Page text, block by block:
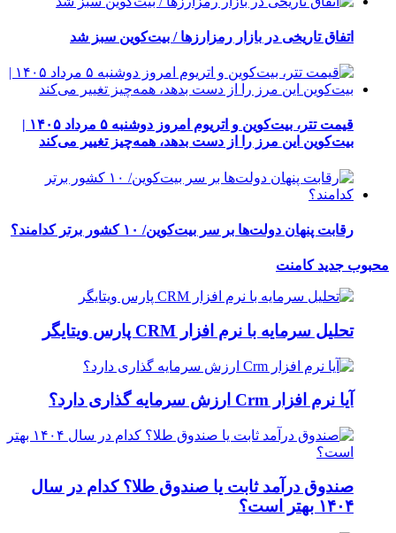
اتفاق تاریخی در بازار رمزارزها / بیت‌کوین سبز شد
قیمت تتر، بیت‌کوین و اتریوم امروز دوشنبه ۵ مرداد ۱۴۰۵ |
بیت‌کوین این مرز را از دست بدهد، همه‌چیز تغییر می‌کند
رقابت پنهان دولت‌ها بر سر بیت‌کوین/ ۱۰ کشور برتر کدامند؟
محبوب جدیدکامنت
تحلیل سرمایه با نرم افزار CRM پارس ویتایگر
آیا نرم افزار Crm ارزش سرمایه گذاری دارد؟
صندوق درآمد ثابت یا صندوق طلا؟ کدام در سال
۱۴۰۴ بهتر است؟